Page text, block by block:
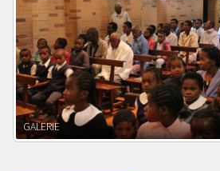
POWOŁANIE MISYJNE